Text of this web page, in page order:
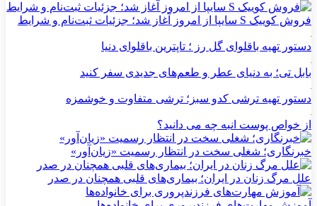
فروش کوییک S سایپا از امروز آغاز شد؛ جزئیات ثبت‌نام و شرایط
دستور تهیه باقلوای گل رز ؛ تاپترین باقلوای دنیا
بابل تی؛ به دنیای عطر و طعم‌های جدیدی سفر کنید
دستور تهیه ترشی کدو سبز؛ ترشی متفاوت و خوشمزه
از خواص پوست انبه چه می دانید؟
خبرنگاری؛ شغلی سخت در انتظار رسمیت «زیان‌آور»
علل مرگ زنان در ایران؛ بیماری‌های قلبی همچنان در صدر